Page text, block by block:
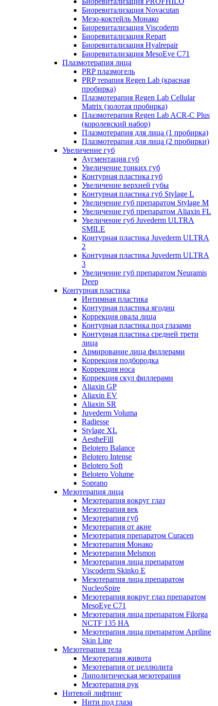
Биоревитализация Novacutan
Мезо-коктейль Монако
Биоревитализация Viscoderm
Биоревитализация Repart
Биоревитализация Hyalrepair
Биоревитализация MesoEye C71
Плазмотерапия лица
PRP плазмогель
PRP терапия Regen Lab (красная
пробирка)
Плазмотерапия Regen Lab Cellular
Matrix (золотая пробирка)
Плазмотерапия Regen Lab ACR-C Plus
(королевский набор)
Плазмотерапия для лица (1 пробирка)
Плазмотерапия для лица (2 пробирки)
Увеличение губ
Аугментация губ
Увеличение тонких губ
Контурная пластика губ
Увеличение верхней губы
Контурная пластика губ Stylage L
Увеличение губ препаратом Stylage M
Увеличение губ препаратом Aliaxin FL
Увеличение губ Juvederm ULTRA
SMILE
Контурная пластика Juvederm ULTRA
2
Контурная пластика Juvederm ULTRA
3
Увеличение губ препаратом Neuramis
Deep
Контурная пластика
Интимная пластика
Контурная пластика ягодиц
Коррекция овала лица
Контурная пластика под глазами
Контурная пластика средней трети
лица
Армирование лица филлерами
Коррекция подбородка
Коррекция носа
Коррекция скул филлерами
Aliaxin GP
Aliaxin EV
Aliaxin SR
Juvederm Voluma
Radiesse
Stylage XL
AestheFill
Belotero Balance
Belotero Intense
Belotero Soft
Belotero Volume
Soprano
Мезотерапия лица
Мезотерапия вокруг глаз
Мезотерапия век
Мезотерапия губ
Мезотерапия от акне
Мезотерапия препаратом Curacen
Мезотерапия Монако
Мезотерапия Melsmon
Мезотерапия лица препаратом
Viscoderm Skinko E
Мезотерапия лица препаратом
NucleoSpire
Мезотерапия вокруг глаз препаратом
MesoEye С71
Мезотерапия лица препаратом Filorga
NCTF 135 HA
Мезотерапия лица препаратом Apriline
Skin Line
Мезотерапия тела
Мезотерапия живота
Мезотерапия от целлюлита
Липолитическая мезотерапия
Мезотерапия рук
Нитевой лифтинг
Нити под глаза